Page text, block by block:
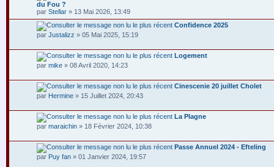
du Fou ?
par Stellar » 13 Mai 2026, 13:49
Confidence 2025
par Justalizz » 05 Mai 2025, 15:19
Logement
par mike » 08 Avril 2020, 14:23
Cinescenie 20 juillet Cholet
par Hermine » 15 Juillet 2024, 20:43
La Plagne
par maraichin » 18 Février 2024, 10:38
Passe Annuel 2024 - Efteling
par Puy fan » 01 Janvier 2024, 19:57